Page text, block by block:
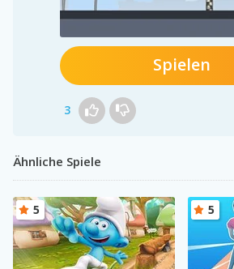
Spielen
3
Ähnliche Spiele
5 5